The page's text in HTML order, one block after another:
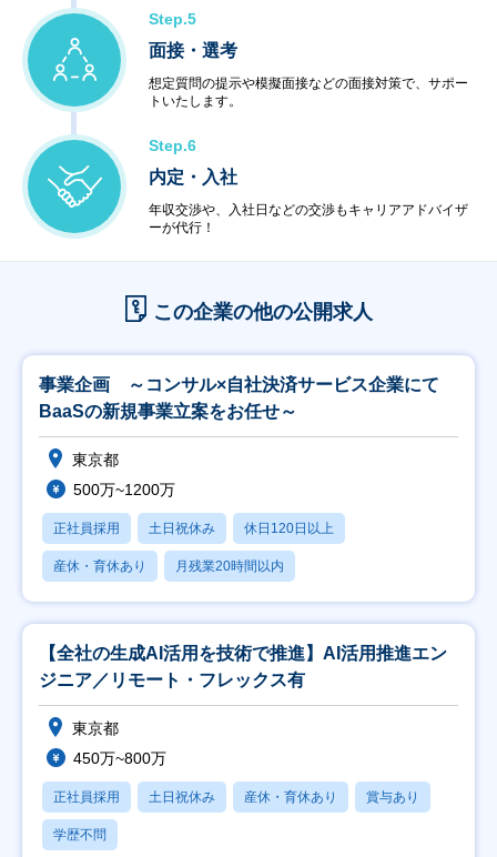
Step.5
面接・選考
想定質問の提示や模擬面接などの面接対策で、サポー
トいたします。
Step.6
内定・入社
年収交渉や、入社日などの交渉もキャリアアドバイザ
ーが代行！
この企業の他の公開求人
事業企画 ～コンサル×自社決済サービス企業にて
BaaSの新規事業立案をお任せ～
東京都
500万~1200万
正社員採用 土日祝休み 休日120日以上
産休・育休あり 月残業20時間以内
【全社の生成AI活用を技術で推進】AI活用推進エン
ジニア／リモート・フレックス有
東京都
450万~800万
正社員採用 土日祝休み 産休・育休あり 賞与あり
学歴不問